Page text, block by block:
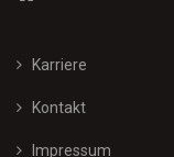
Karriere
Kontakt
Impressum